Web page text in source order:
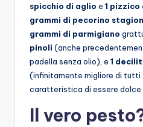
spicchio di aglio e 1 pizzico
grammi di pecorino
grammi di parmigiano
pinoli (anche
padella senza olio), e 1
(infinitamente migliore di tutti
caratteristica di essere dolce
Il vero